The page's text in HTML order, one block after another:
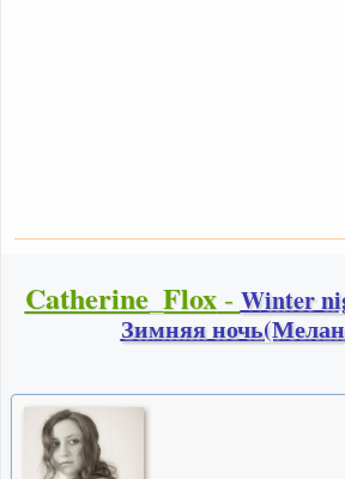
Catherine_Flox- Winter
Зимняя